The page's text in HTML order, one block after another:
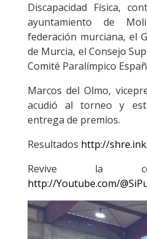
Discapacidad Física,
ayuntamiento de
federación murciana, el
de Murcia, el Consejo
Comité Paralímpico
Marcos del Olmo,
acudió al torneo y
entrega de premios.
Resultados http://
Revive la
http://Youtube.com/